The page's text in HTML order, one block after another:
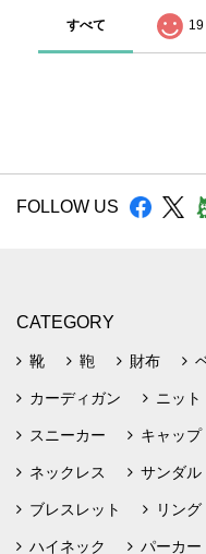
すべて 19
FOLLOW US
CATEGORY
靴 鞄 財布
カーディガン ニット
スニーカー キャップ
ネックレス サンダル
ブレスレット リング
ハイネック パーカー